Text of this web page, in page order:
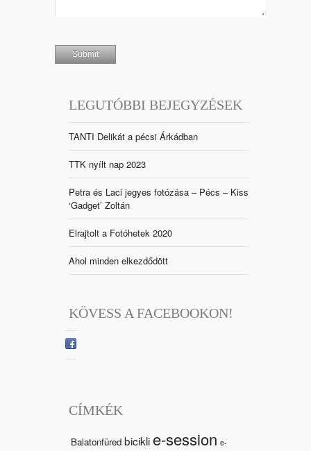
LEGUTÓBBI BEJEGYZÉSEK
TANTI Delikát a pécsi Árkádban
TTK nyílt nap 2023
Petra és Laci jegyes fotózása – Pécs – Kiss
‘Gadget’ Zoltán
Elrajtolt a Fotóhetek 2020
Ahol minden elkezdődött
KÖVESS A FACEBOOKON!
CÍMKÉK
Balatonfüred bicikli e-session e-